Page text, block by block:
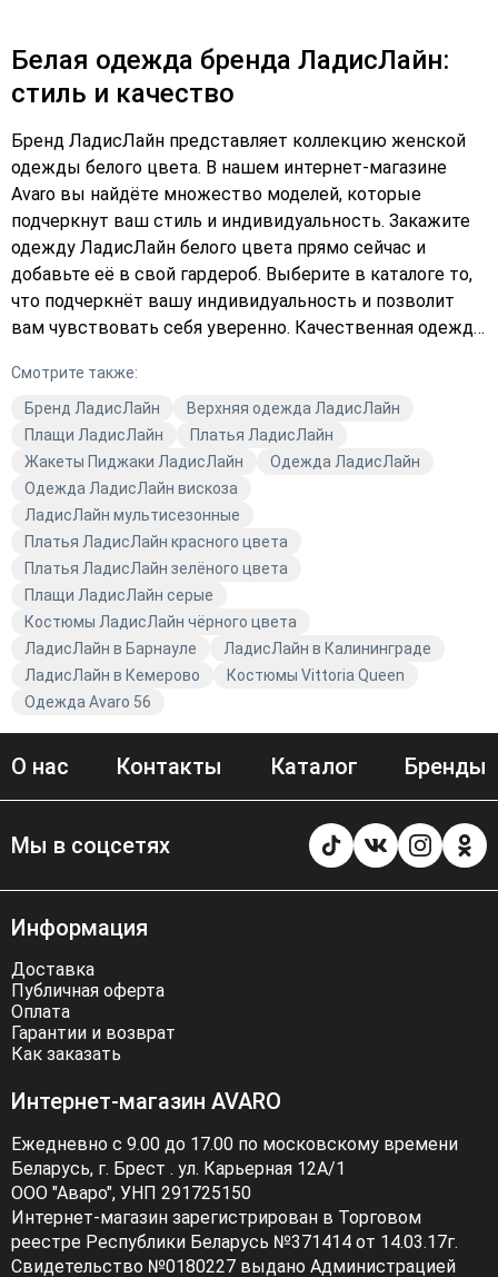
Белая одежда бренда ЛадисЛайн:
стиль и качество
Бренд ЛадисЛайн представляет коллекцию женской
одежды белого цвета. В нашем интернет-магазине
Avaro вы найдёте множество моделей, которые
подчеркнут ваш стиль и индивидуальность. Закажите
одежду ЛадисЛайн белого цвета прямо сейчас и
добавьте её в свой гардероб. Выберите в каталоге то,
что подчеркнёт вашу индивидуальность и позволит
вам чувствовать себя уверенно. Качественная одежда
Оформите заказ уже сегодня и наслаждайтесь каждой
нотой моды!
Смотрите также:
Бренд ЛадисЛайн
Верхняя одежда ЛадисЛайн
Плащи ЛадисЛайн
Платья ЛадисЛайн
Жакеты Пиджаки ЛадисЛайн
Одежда ЛадисЛайн
Одежда ЛадисЛайн вискоза
ЛадисЛайн мультисезонные
Платья ЛадисЛайн красного цвета
Платья ЛадисЛайн зелёного цвета
Плащи ЛадисЛайн серые
Костюмы ЛадисЛайн чёрного цвета
ЛадисЛайн в Барнауле
ЛадисЛайн в Калининграде
ЛадисЛайн в Кемерово
Костюмы Vittoria Queen
Одежда Avaro 56
О нас Контакты Каталог Бренды
Мы в соцсетях
Информация
Доставка
Публичная оферта
Оплата
Гарантии и возврат
Как заказать
Интернет-магазин AVARO
Ежедневно с 9.00 до 17.00 по московскому времени
Беларусь, г. Брест . ул. Карьерная 12А/1
ООО "Аваро", УНП 291725150
Интернет-магазин зарегистрирован в Торговом
реестре Республики Беларусь №371414 от 14.03.17г.
Свидетельство №0180227 выдано Администрацией